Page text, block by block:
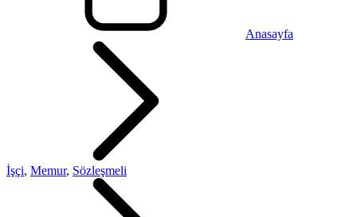
Anasayfa
İşçi, Memur, Sözleşmeli